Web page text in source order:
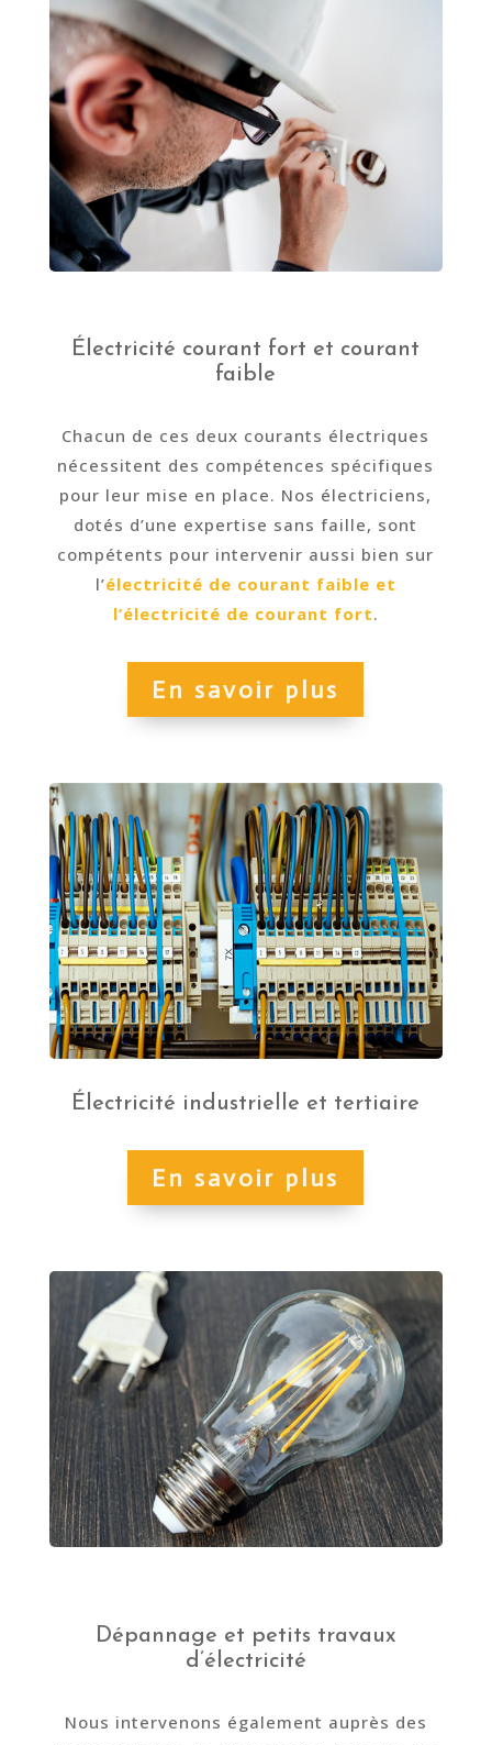
Électricité courant fort et courant
faible
Chacun de ces deux courants électriques
nécessitent des compétences spécifiques
pour leur mise en place. Nos électriciens,
dotés d’une expertise sans faille, sont
compétents pour intervenir aussi bien sur
l’électricité de courant faible et
l’électricité de courant fort.
En savoir plus
Électricité industrielle et tertiaire
En savoir plus
Dépannage et petits travaux
d’électricité
Nous intervenons également auprès des